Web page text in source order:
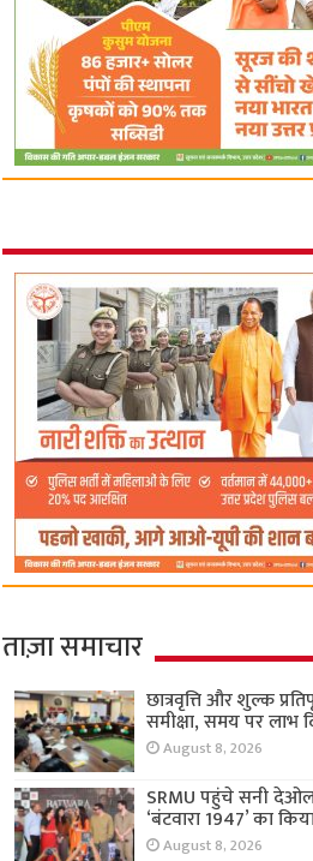
ताज़ा समाचार
छात्रवृत्ति और शुल्क
समीक्षा, समय पर लाभ
August 8, 2026
SRMU पहुंचे सनी
‘बंटवारा 1947’ का
August 8, 2026